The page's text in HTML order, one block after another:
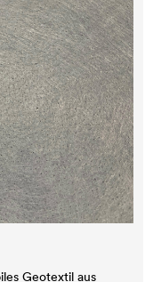
Geotextil aus